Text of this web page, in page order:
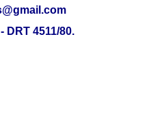
DRT 4511/80.